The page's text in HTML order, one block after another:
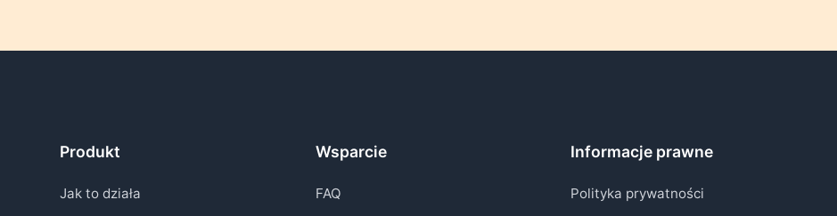
Produkt
Jak to działa
Wsparcie
FAQ
Informacje prawne
Polityka prywatności